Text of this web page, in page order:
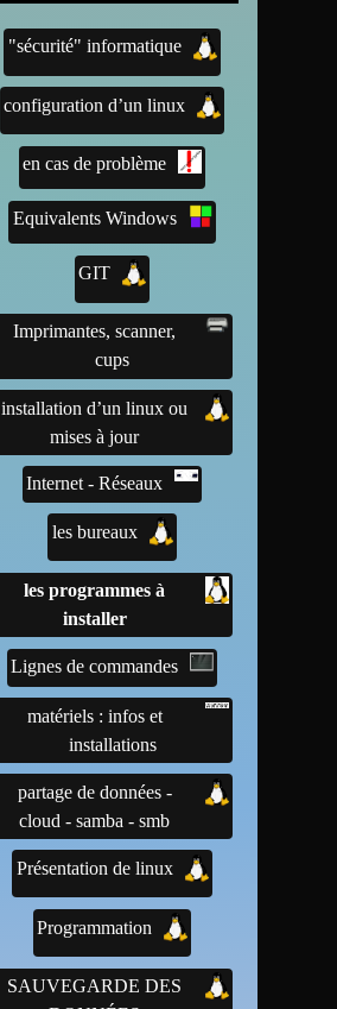
"sécurité" informatique
configuration d’un linux
en cas de problème
Equivalents Windows
GIT
Imprimantes, scanner,
cups
installation d’un linux ou
mises à jour
Internet - Réseaux
les bureaux
les programmes à
installer
Lignes de commandes
matériels : infos et
installations
partage de données -
cloud - samba - smb
Présentation de linux
Programmation
SAUVEGARDE DES